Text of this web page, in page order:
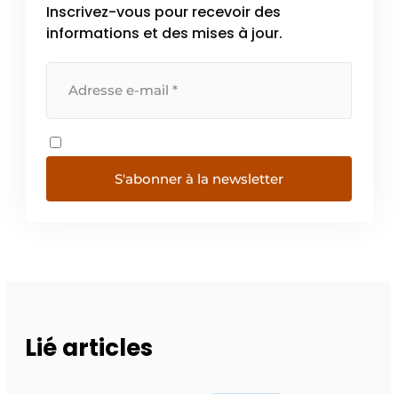
Inscrivez-vous pour recevoir des
informations et des mises à jour.
S'abonner à la newsletter
Lié articles